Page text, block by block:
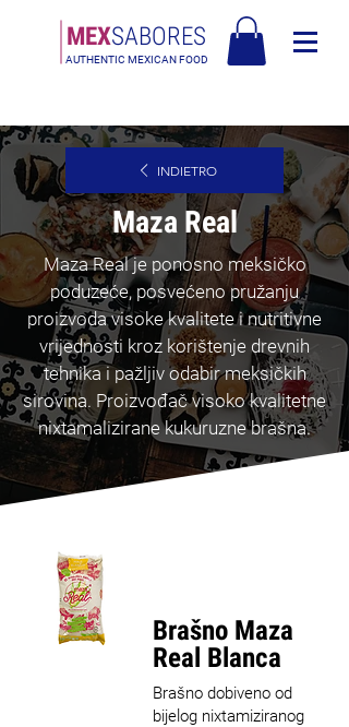
MEXSABORES
AUTHENTIC MEXICAN FOOD
INDIETRO
Maza Real
Maza Real je ponosno meksičko
poduzeće, posvećeno pružanju
proizvoda visoke kvalitete i nutritivne
vrijednosti kroz korištenje drevnih
tehnika i pažljiv odabir meksičkih
sirovina. Proizvođač visoko kvalitetne
nixtamalizirane kukuruzne brašna.
Brašno Maza
Real Blanca
Brašno dobiveno od
bijelog nixtamiziranog